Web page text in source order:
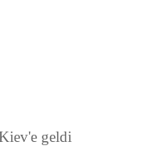
geldi